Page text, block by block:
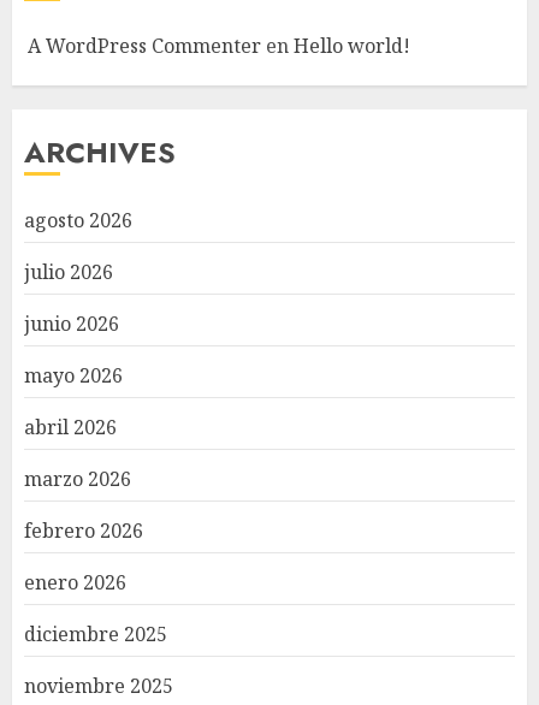
A WordPress Commenter enHello world!
ARCHIVES
agosto 2026
julio 2026
junio 2026
mayo 2026
abril 2026
marzo 2026
febrero 2026
enero 2026
diciembre 2025
noviembre 2025